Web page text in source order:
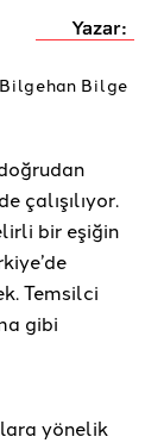
Yazar:
Bilgehan Bilge
çalışılıyor.
bir eşiğin
Temsilci
gibi
yönelik